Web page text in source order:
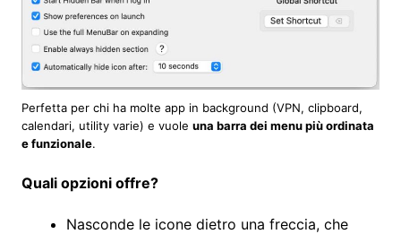
Perfetta per chi ha molte app in background (VPN, clipboard,
calendari, utility varie) e vuole una barra dei menu più ordinata
e funzionale.
Quali opzioni offre?
Nasconde le icone dietro una freccia, che